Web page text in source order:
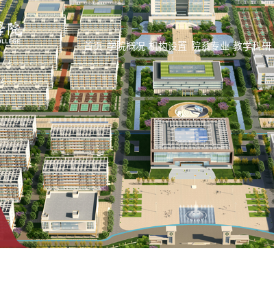
首页 学院概况 机构设置 院系专业 教学科研